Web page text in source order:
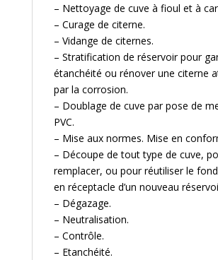
– Nettoyage de cuve à fioul et à
– Curage de citerne.
– Vidange de citernes.
– Stratification de réservoir pour
étanchéité ou rénover une citerne
par la corrosion.
– Doublage de cuve par pose de
PVC.
– Mise aux normes. Mise en
– Découpe de tout type de cuve,
remplacer, ou pour réutiliser le
en réceptacle d’un nouveau
– Dégazage.
– Neutralisation.
– Contrôle.
– Etanchéité.